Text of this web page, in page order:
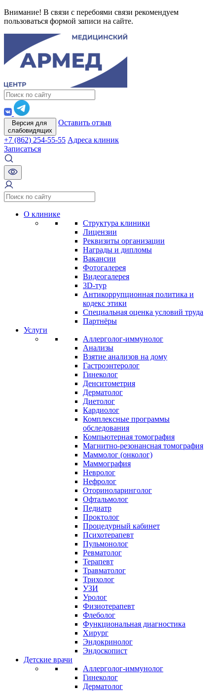
Внимание! В связи с перебоями связи рекомендуем
пользоваться формой записи на сайте.
Версия для
слабовидящих
Оставить отзыв
+7 (862) 254-55-55 Адреса клиник
Записаться
О клинике
Структура клиники
Лицензии
Реквизиты организации
Награды и дипломы
Вакансии
Фотогалерея
Видеогалерея
3D-тур
Антикоррупционная политика и
кодекс этики
Специальная оценка условий труда
Партнёры
Услуги
Аллерголог-иммунолог
Анализы
Взятие анализов на дому
Гастроэнтеролог
Гинеколог
Денситометрия
Дерматолог
Диетолог
Кардиолог
Комплексные программы
обследования
Компьютерная томография
Магнитно-резонансная томография
Маммолог (онколог)
Маммография
Невролог
Нефролог
Оториноларинголог
Офтальмолог
Педиатр
Проктолог
Процедурный кабинет
Психотерапевт
Пульмонолог
Ревматолог
Терапевт
Травматолог
Трихолог
УЗИ
Уролог
Физиотерапевт
Флеболог
Функциональная диагностика
Хирург
Эндокринолог
Эндоскопист
Детские врачи
Аллерголог-иммунолог
Гинеколог
Дерматолог